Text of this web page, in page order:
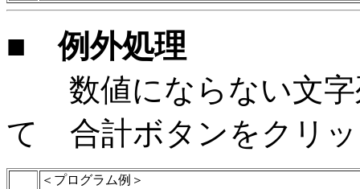
■ 例外処理
数値にならない文字
て 合計ボタンをクリッ
＜プログラム例＞